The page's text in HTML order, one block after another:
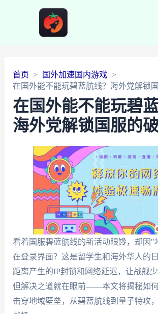
首页
国外加速国内游戏
在国外能不能玩碧蓝航线？海外党解锁
在国外能不能玩碧蓝
海外党解锁国服的
看着国服碧蓝航线的新活动眼馋，却因"
在登录界面？这是留学生和海外华人的
距离产生的IP封锁和网络延迟，让战舰少
但解决之道就在眼前——本文将揭秘如
击穿地域壁垒，从碧蓝航线到量子特攻